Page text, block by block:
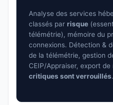
Analyse des services
classés par risque
télémétrie), mémoire du
connexions. Détection &
de la télémétrie, gestion
CEIP/Appraiser, export
critiques sont verrouillés.